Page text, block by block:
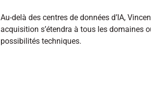
Au-delà des centres de données d’IA,
acquisition s’étendra à tous les domaines
possibilités techniques.